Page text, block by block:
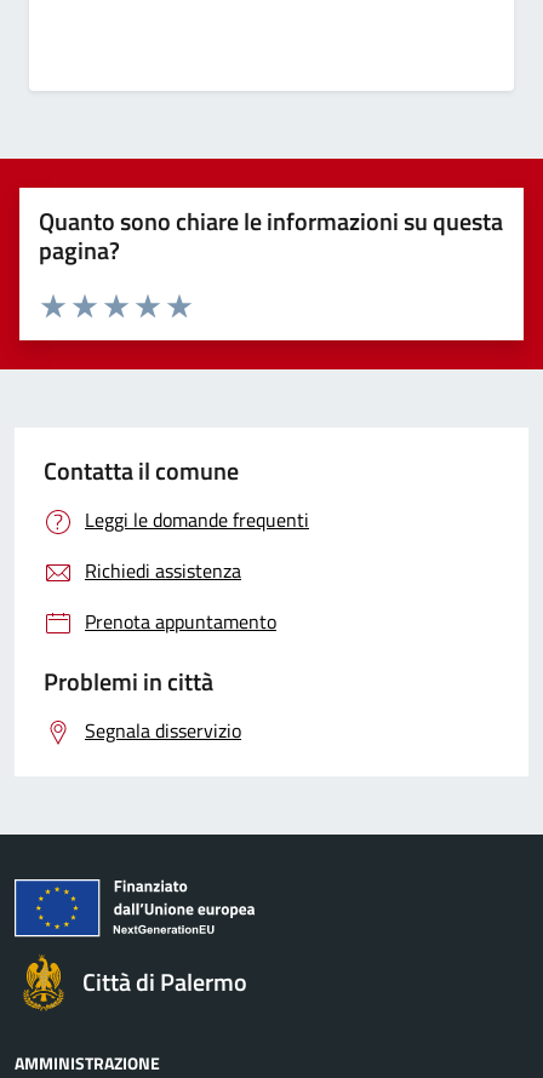
Quanto sono chiare le informazioni su questa
pagina?
Valuta 5 stelle su 5
Valuta 4 stelle su 5
Valuta 3 stelle su 5
Valuta 2 stelle su 5
Valuta 1 stelle su 5
Contatta il comune
Leggi le domande frequenti
Richiedi assistenza
Prenota appuntamento
Problemi in città
Segnala disservizio
Città di Palermo
AMMINISTRAZIONE